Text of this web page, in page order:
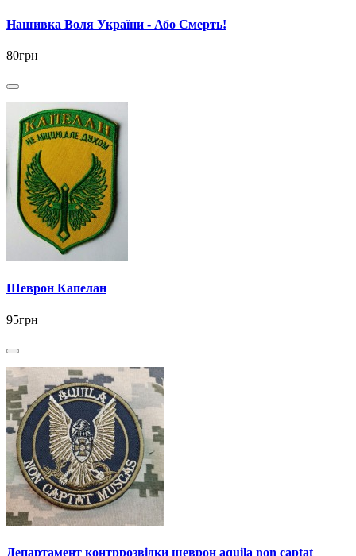
Нашивка Воля України - Або Смерть!
80грн
Шеврон Капелан
95грн
Департамент контррозвідки шеврон aquila non captat